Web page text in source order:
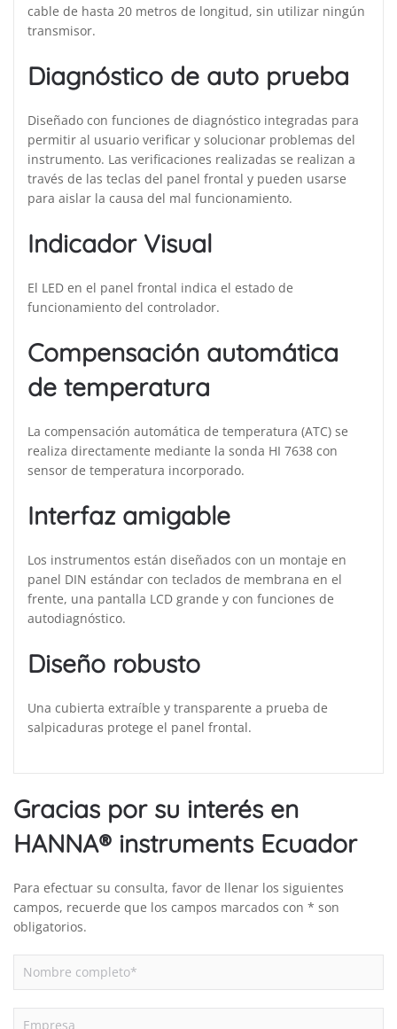
cable de hasta 20 metros de longitud, sin utilizar ningún
transmisor.
Diagnóstico de auto prueba
Diseñado con funciones de diagnóstico integradas para
permitir al usuario verificar y solucionar problemas del
instrumento. Las verificaciones realizadas se realizan a
través de las teclas del panel frontal y pueden usarse
para aislar la causa del mal funcionamiento.
Indicador Visual
El LED en el panel frontal indica el estado de
funcionamiento del controlador.
Compensación automática
de temperatura
La compensación automática de temperatura (ATC) se
realiza directamente mediante la sonda HI 7638 con
sensor de temperatura incorporado.
Interfaz amigable
Los instrumentos están diseñados con un montaje en
panel DIN estándar con teclados de membrana en el
frente, una pantalla LCD grande y con funciones de
autodiagnóstico.
Diseño robusto
Una cubierta extraíble y transparente a prueba de
salpicaduras protege el panel frontal.
Gracias por su interés en
HANNA® instruments Ecuador
Para efectuar su consulta, favor de llenar los siguientes
campos, recuerde que los campos marcados con * son
obligatorios.